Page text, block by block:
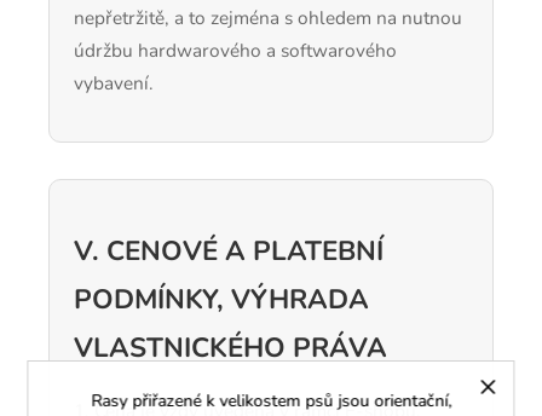
Rasy přiřazené k velikostem psů jsou orientační,
nepřetržitě, a to zejména s ohledem na nutnou
údržbu hardwarového a softwarového
vybavení.
V. CENOVÉ A PLATEBNÍ
PODMÍNKY, VÝHRADA
VLASTNICKÉHO PRÁVA